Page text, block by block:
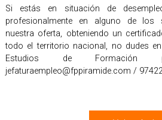
Si estás en situación de
profesionalmente en alguno de los
nuestra oferta, obteniendo un
todo el territorio nacional, no dudes
Estudios de Formación
jefaturaempleo@fppiramide.com /